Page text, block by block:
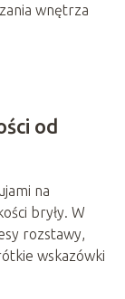
wnętrza
od
na
bryły. W
rozstawy,
wskazówki